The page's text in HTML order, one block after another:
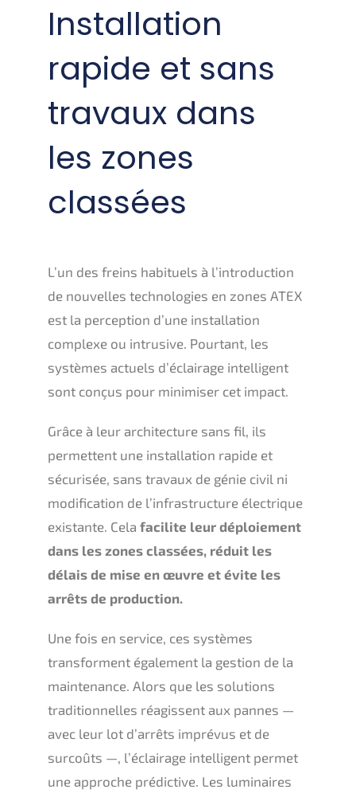
Installation
rapide et sans
travaux dans
les zones
classées
L’un des freins habituels à l’introduction
de nouvelles technologies en zones ATEX
est la perception d’une installation
complexe ou intrusive. Pourtant, les
systèmes actuels d’éclairage intelligent
sont conçus pour minimiser cet impact.
Grâce à leur architecture sans fil, ils
permettent une installation rapide et
sécurisée, sans travaux de génie civil ni
modification de l’infrastructure électrique
existante. Cela facilite leur déploiement
dans les zones classées, réduit les
délais de mise en œuvre et évite les
arrêts de production.
Une fois en service, ces systèmes
transforment également la gestion de la
maintenance. Alors que les solutions
traditionnelles réagissent aux pannes —
avec leur lot d’arrêts imprévus et de
surcoûts —, l’éclairage intelligent permet
une approche prédictive. Les luminaires